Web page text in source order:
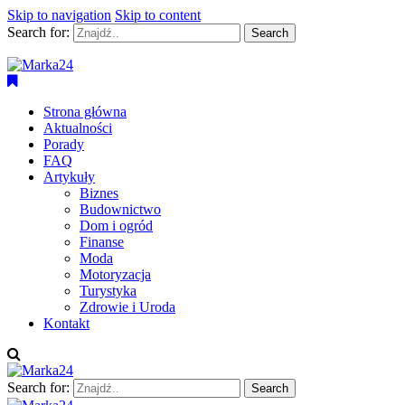
Skip to navigation Skip to content
Search for:
Strona główna
Aktualności
Porady
FAQ
Artykuły
Biznes
Budownictwo
Dom i ogród
Finanse
Moda
Motoryzacja
Turystyka
Zdrowie i Uroda
Kontakt
Search for: